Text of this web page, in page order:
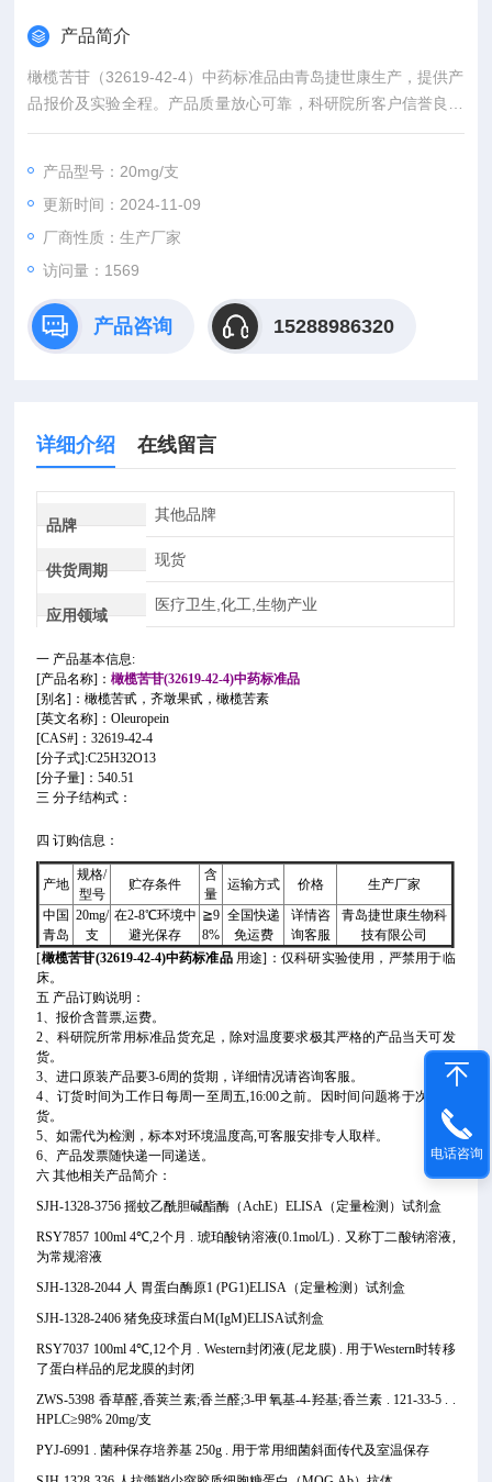
产品简介
橄榄苦苷（32619-42-4）中药标准品由青岛捷世康生产，提供产
品报价及实验全程。产品质量放心可靠，科研院所客户信誉良好
者可先发货后付款。另提供植物物质提纯，如因原料对运输环境
产品型号：20mg/支
更新时间：2024-11-09
厂商性质：生产厂家
访问量：1569
产品咨询 15288986320
详细介绍 在线留言
品牌
其他品牌
供货周期
现货
应用领域
医疗卫生,化工,生物产业
一 产品基本信息:
[产品名称]：橄榄苦苷(32619-42-4)中药标准品
[别名]：橄榄苦甙，齐墩果甙，橄榄苦素
[英文名称]：Oleuropein
[CAS#]：32619-42-4
[分子式]:C25H32O13
[分子量]：540.51
三 分子结构式：
四 订购信息：
产地
规格/
型号
贮存条件
含
量
运输方式 价格
生产厂家
中国
青岛
20mg/
支
在2-8℃环境中
避光保存
≧9
8%
全国快递
免运费
详情咨
询客服
青岛捷世康生物科
技有限公司
[橄榄苦苷(32619-42-4)中药标准品用途]：仅科研实验使用，严禁用于临
床。
五 产品订购说明：
1、报价含普票,运费。
2、科研院所常用标准品货充足，除对温度要求极其严格的产品当天可发
货。
3、进口原装产品要3-6周的货期，详细情况请咨询客服。
4、订货时间为工作日每周一至周五,16:00之前。因时间问题将于次日发
货。
5、如需代为检测，标本对环境温度高,可客服安排专人取样。
6、产品发票随快递一同递送。
六 其他相关产品简介：
SJH-1328-3756 摇蚊乙酰胆碱酯酶（AchE）ELISA（定量检测）试剂盒
RSY7857 100ml 4℃,2个月 . 琥珀酸钠溶液(0.1mol/L) . 又称丁二酸钠溶液,
为常规溶液
SJH-1328-2044 人 胃蛋白酶原1 (PG1)ELISA（定量检测）试剂盒
SJH-1328-2406 猪免疫球蛋白M(IgM)ELISA试剂盒
RSY7037 100ml 4℃,12个月 . Western封闭液(尼龙膜) . 用于Western时转移
了蛋白样品的尼龙膜的封闭
ZWS-5398 香草醛,香荚兰素;香兰醛;3-甲氧基-4-羟基;香兰素 . 121-33-5 . .
HPLC≥98% 20mg/支
PYJ-6991 . 菌种保存培养基 250g . 用于常用细菌斜面传代及室温保存
电话咨询